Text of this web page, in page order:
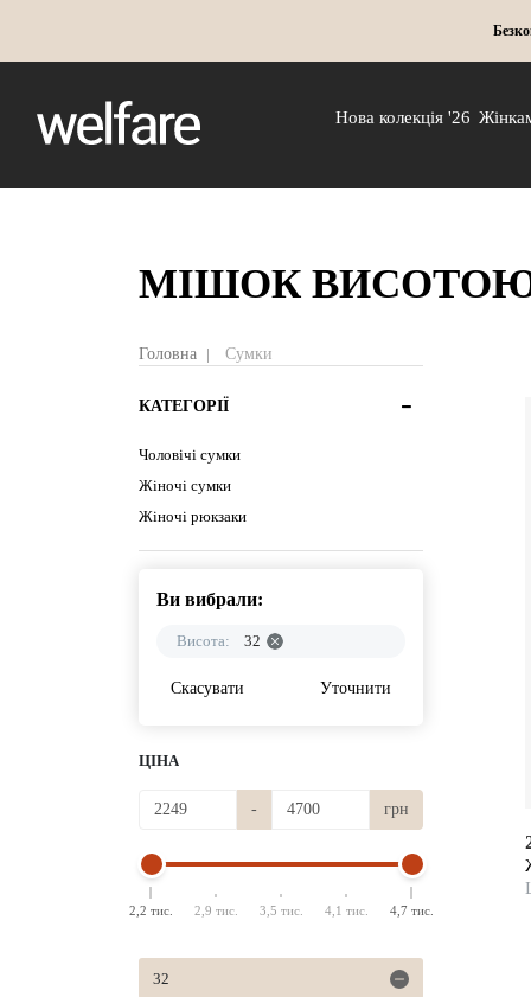
Нова колекція '26
МІШОК ВИСОТОЮ
Головна Сумки
КАТЕГОРІЇ
Чоловічі сумки
Жіночі сумки
Жіночі рюкзаки
Ви вибрали:
Висота: 32
Скасувати Уточнити
ЦІНА
- грн
2,2 тис. 2,9 тис. 3,5 тис. 4,1 тис. 4,7 тис.
32